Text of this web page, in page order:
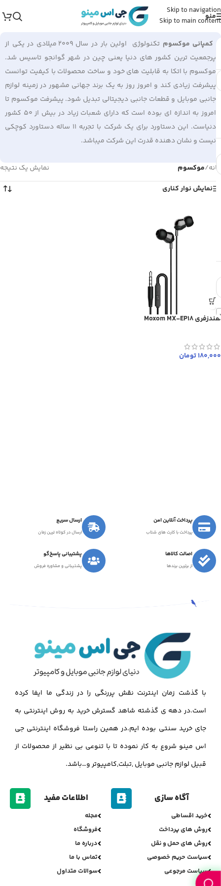
Skip to navigation
Skip to main content
منو
کمپانی موکسوم
تکنولوژی اولین بار در سال ۲۰۰۹ میلادی در یکی از
پرجمعیت ترین کشور های دنیا یعنی چین در شهر گوانجو تاسیس شد.
موکسوم با اتکا به قابلیت های خود و ساخت محصولات با کیفیت توانست
پیشرفت زیادی کند و امروز روز به یک برند جهانی مشهور در زمینه لوازم
جانبی موبایل و قطعات جانبی دیجیتالی تبدیل شود. پیشرفت موکسوم تا
امروز به اندازه ای بوده است که دارای شعبات زیاد در بیش از ۵۰ کشور
دنیاست. این دستاورد برای یک شرکت با تجربه ۱۱ ساله دستاورد کوچکی
نیست و نشان دهنده قدرت این شرکت میباشد.
خانه/موکسوم
نمایش یک نتیجه
نمایش نوار کناری
هندزفری Moxom MX-EP18
180,000تومان
پرداخت آنلاین امن
پرداخت با کارت های شتاب
ارسال سریع
ارسال در کوتاه ترین زمان
اصالت کالاها
از برترین برندها
پشتیبانی پاسخ‌گو
پشتیبانی و مشاوره فروش
با گذشت زمان اینترنت نقش پررنگی را در زندگی ما ایفا کرده
است.در دهه ی گذشته شاهد گسترش خرید به روش اینترنتی به
جای خرید سنتی بوده ایم.در همین راستا فروشگاه اینترنتی جی
اس مینو شروع به کار نموده تا با تنوعی بی نظیر از محصولات از
قبیل لوازم جانبی موبایل ,تبلت,کامپیوتر و…باشد.
آگاه سازی
خرید اقساطی
روش های پرداخت
روش های حمل و نقل
سیاست حریم خصوصی
سیاست مرجوعی
اطلاعات مفید
مجله
فروشگاه
درباره ما
تماس با ما
سوالات متداول